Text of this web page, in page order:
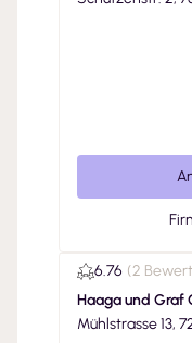
6.76 (2
Haaga und Graf